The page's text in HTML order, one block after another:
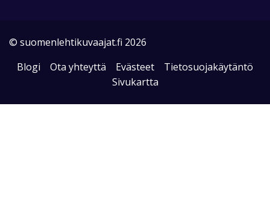
© suomenlehtikuvaajat.fi 2026
Blogi
Ota yhteyttä Evästeet
Tietosuojakäytäntö
Sivukartta